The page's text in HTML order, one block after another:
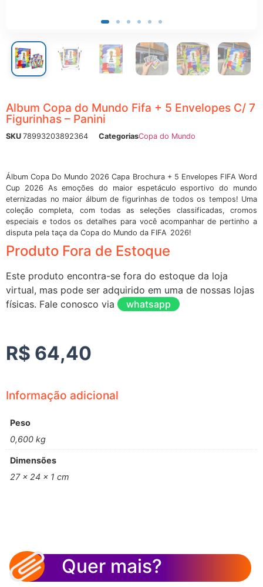
Album Copa do Mundo Fifa + 5 Envelopes C/ 7
Figurinhas – Panini
SKU 78993203892364 CategoriasCopa do Mundo
Álbum Copa Do Mundo 2026 Capa Brochura + 5 Envelopes FIFA Word
Cup 2026 As emoções do maior espetáculo esportivo do mundo
eternizadas no maior álbum de figurinhas de todos os tempos! Uma
coleção completa, com todas as seleções classificadas, cromos
especiais e todos os detalhes para você acompanhar de pertinho a
disputa pela taça da Copa do Mundo da FIFA 2026!
Produto Fora de Estoque
Este produto encontra-se fora do estoque da loja
virtual, mas pode ser adquirido em uma de nossas lojas
físicas. Fale conosco via
whatsapp
R$ 64,40
Informação adicional
Peso
0,600 kg
Dimensões
27 × 24 × 1 cm
Quer mais?